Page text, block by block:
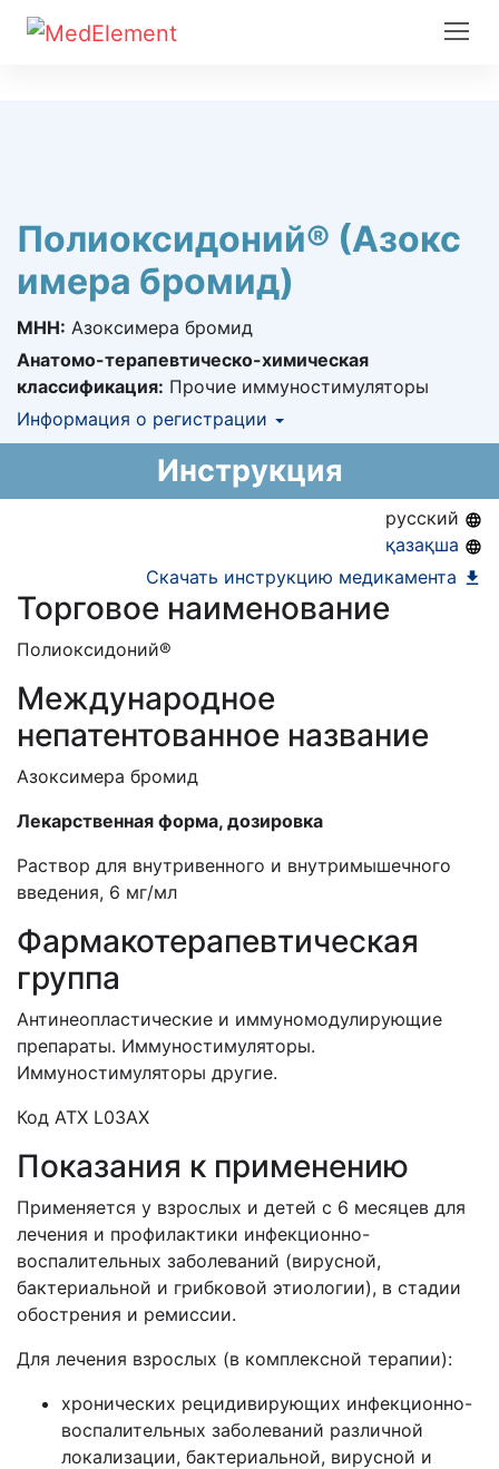
Полиоксидоний® (Азокс
имера бромид)
МНН: Азоксимера бромид
Анатомо-терапевтическо-химическая
классификация: Прочие иммуностимуляторы
Информация о регистрации
Информация о регистрации в РК:22.12.2021 -
Инструкция
русский
қазақша
Скачать инструкцию медикамента
Торговое наименование
Полиоксидоний®
Международное
непатентованное название
Азоксимера бромид
Лекарственная форма, дозировка
Раствор для внутривенного и внутримышечного
введения, 6 мг/мл
Фармакотерапевтическая
группа
Антинеопластические и иммуномодулирующие
препараты. Иммуностимуляторы.
Иммуностимуляторы другие.
Код АТХ L03AX
Показания к применению
Применяется у взрослых и детей с 6 месяцев для
лечения и профилактики инфекционно-
воспалительных заболеваний (вирусной,
бактериальной и грибковой этиологии), в стадии
обострения и ремиссии.
Для лечения взрослых (в комплексной терапии):
хронических рецидивирующих инфекционно-
воспалительных заболеваний различной
локализации, бактериальной, вирусной и